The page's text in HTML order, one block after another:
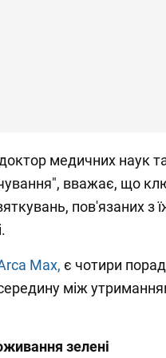
медичних наук
вважає, що
пов'язаних з
Max, є чотири
між
зелені